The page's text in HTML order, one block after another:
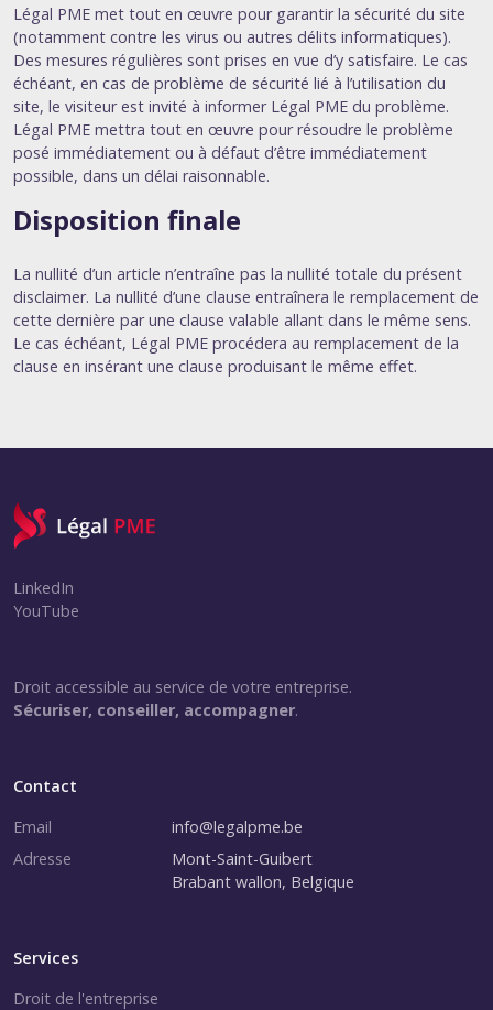
Légal PME met tout en œuvre pour garantir la sécurité du site
(notamment contre les virus ou autres délits informatiques).
Des mesures régulières sont prises en vue d’y satisfaire. Le cas
échéant, en cas de problème de sécurité lié à l’utilisation du
site, le visiteur est invité à informer Légal PME du problème.
Légal PME mettra tout en œuvre pour résoudre le problème
posé immédiatement ou à défaut d’être immédiatement
possible, dans un délai raisonnable.
Disposition finale
La nullité d’un article n’entraîne pas la nullité totale du présent
disclaimer. La nullité d’une clause entraînera le remplacement de
cette dernière par une clause valable allant dans le même sens.
Le cas échéant, Légal PME procédera au remplacement de la
clause en insérant une clause produisant le même effet.
LinkedIn
YouTube
Droit accessible au service de votre entreprise.
Sécuriser, conseiller, accompagner.
Contact
Email
info@legalpme.be
Adresse
Mont-Saint-Guibert
Brabant wallon, Belgique
Services
Droit de l'entreprise